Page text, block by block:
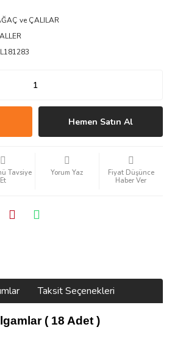
ve ÇALILAR
Hemen Satın Al
Tavsiye
Et
Yorum Yaz
Fiyat Düşünce
Haber Ver
Taksit Seçenekleri
( 18 Adet )